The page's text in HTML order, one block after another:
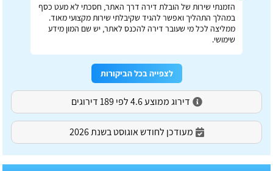
הזמנתי שירות של הובלת דירה דרך האתר, חסכתי לא מעט כסף
במהלך התהליך ואפשר להגיד שקיבלתי שירות מקצועי מאוד.
ממליצה לכל מי שעובר דירה להכנס לאתר, יש שם המון מידע
שימושי.
לצפייה בכל הביקורות
דירוג ממוצע 4.6 לפי 189 דירוגים
מעודכן לחודש אוגוסט בשנת 2026